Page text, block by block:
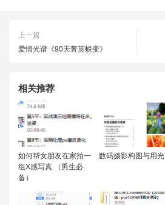
上一篇
爱情光谱《90天菁英蜕变》
相关推荐
如何帮女朋友在家拍一
组X感写真 （男生必
备）
数码摄影构图与用光